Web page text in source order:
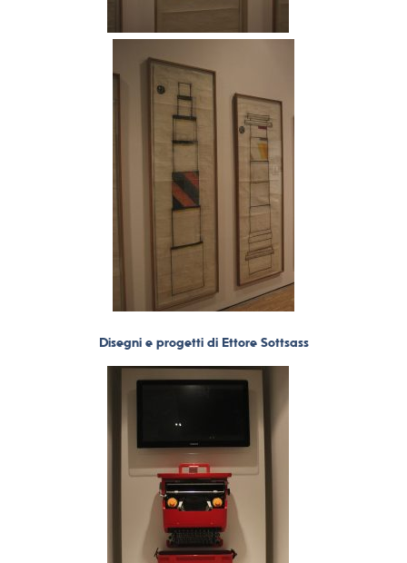
Disegni e progetti di Ettore Sottsass